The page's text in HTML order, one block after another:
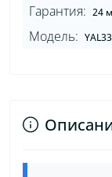
Гарантия: 24
Модель: